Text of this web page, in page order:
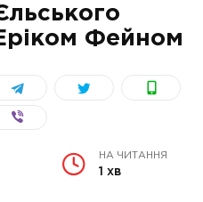
Фейном
НА ЧИТАННЯ
1 хв